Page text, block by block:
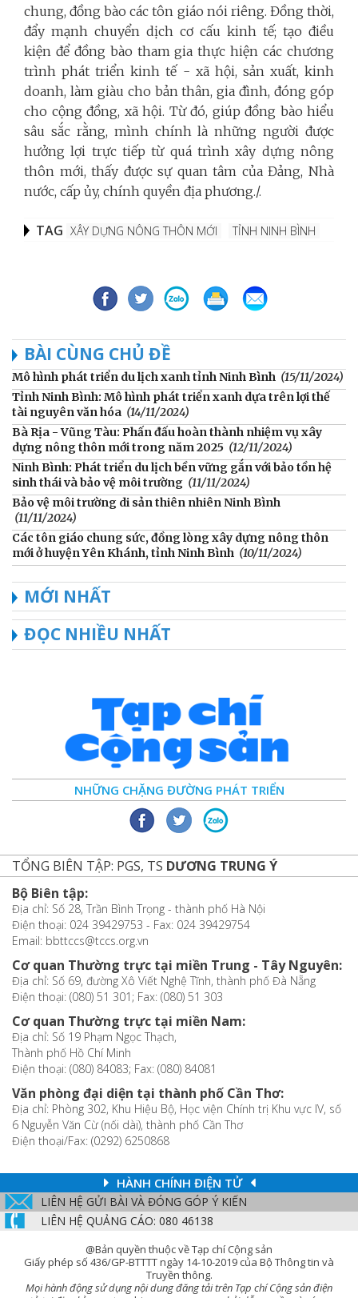
chung, đồng bào các tôn giáo nói riêng. Đồng thời,
đẩy mạnh chuyển dịch cơ cấu kinh tế; tạo điều
kiện để đồng bào tham gia thực hiện các chương
trình phát triển kinh tế - xã hội, sản xuất, kinh
doanh, làm giàu cho bản thân, gia đình, đóng góp
cho cộng đồng, xã hội. Từ đó, giúp đồng bào hiểu
sâu sắc rằng, mình chính là những người được
hưởng lợi trực tiếp từ quá trình xây dựng nông
thôn mới, thấy được sự quan tâm của Đảng, Nhà
nước, cấp ủy, chính quyền địa phương./.
TAG XÂY DỰNG NÔNG THÔN MỚI TỈNH NINH BÌNH
BÀI CÙNG CHỦ ĐỀ
Mô hình phát triển du lịch xanh tỉnh Ninh Bình (15/11/2024)
Tỉnh Ninh Bình: Mô hình phát triển xanh dựa trên lợi thế
tài nguyên văn hóa (14/11/2024)
Bà Rịa - Vũng Tàu: Phấn đấu hoàn thành nhiệm vụ xây
dựng nông thôn mới trong năm 2025 (12/11/2024)
Ninh Bình: Phát triển du lịch bền vững gắn với bảo tồn hệ
sinh thái và bảo vệ môi trường (11/11/2024)
Bảo vệ môi trường di sản thiên nhiên Ninh Bình
(11/11/2024)
Các tôn giáo chung sức, đồng lòng xây dựng nông thôn
mới ở huyện Yên Khánh, tỉnh Ninh Bình (10/11/2024)
MỚI NHẤT
ĐỌC NHIỀU NHẤT
NHỮNG CHẶNG ĐƯỜNG PHÁT TRIỂN
TỔNG BIÊN TẬP: PGS, TS DƯƠNG TRUNG Ý
Bộ Biên tập:
Địa chỉ: Số 28, Trần Bình Trọng - thành phố Hà Nội
Điện thoại: 024 39429753 - Fax: 024 39429754
Email: bbttccs@tccs.org.vn
Cơ quan Thường trực tại miền Trung - Tây Nguyên:
Địa chỉ: Số 69, đường Xô Viết Nghệ Tĩnh, thành phố Đà Nẵng
Điện thoại: (080) 51 301; Fax: (080) 51 303
Cơ quan Thường trực tại miền Nam:
Địa chỉ: Số 19 Phạm Ngọc Thạch,
Thành phố Hồ Chí Minh
Điện thoại: (080) 84083; Fax: (080) 84081
Văn phòng đại diện tại thành phố Cần Thơ:
Địa chỉ: Phòng 302, Khu Hiệu Bộ, Học viện Chính trị Khu vực IV, số
6 Nguyễn Văn Cừ (nối dài), thành phố Cần Thơ
Điện thoại/Fax: (0292) 6250868
HÀNH CHÍNH ĐIỆN TỬ
LIÊN HỆ GỬI BÀI VÀ ĐÓNG GÓP Ý KIẾN
LIÊN HỆ QUẢNG CÁO: 080 46138
@Bản quyền thuộc về Tạp chí Cộng sản
Giấy phép số 436/GP-BTTTT ngày 14-10-2019 của Bộ Thông tin và
Truyền thông.
Mọi hành động sử dụng nội dung đăng tải trên Tạp chí Cộng sản điện